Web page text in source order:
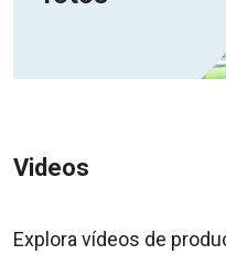
Videos
Explora vídeos de